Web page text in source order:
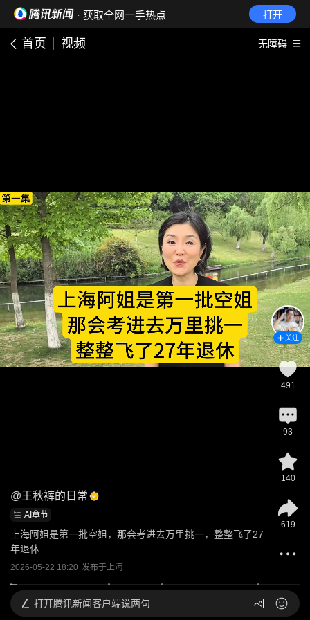
· 获取全网一手热点 打开
首页 视频 无障碍
@王秋裤的日常
AI章节
上海阿姐是第一批空姐，那会考进去万里挑一，整整飞了27
年退休
2026-05-22 18:20 发布于上海
关注
491
93
140
619
打开腾讯新闻客户端说两句